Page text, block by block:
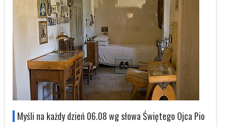
Myśli na każdy dzień 06.08 wg słowa Świętego Ojca Pio